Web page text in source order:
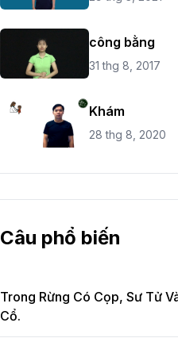
công bằng
31 thg 8, 2017
Khám
28 thg 8, 2020
Câu phổ biến
Trong Rừng Có Cọp, Sư Tử
Cổ.